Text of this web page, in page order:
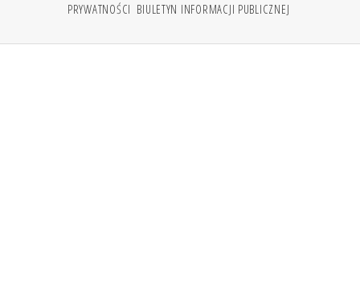
PRYWATNOŚCI BIULETYN INFORMACJI PUBLICZNEJ